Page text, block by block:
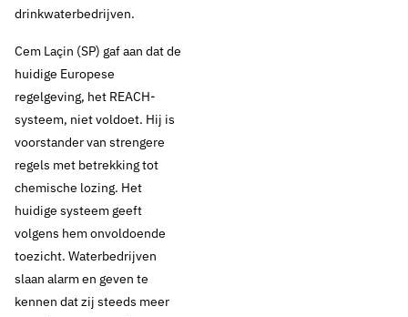
drinkwaterbedrijven.
Cem Laçin (SP) gaf aan dat de
huidige Europese
regelgeving, het REACH-
systeem, niet voldoet. Hij is
voorstander van strengere
regels met betrekking tot
chemische lozing. Het
huidige systeem geeft
volgens hem onvoldoende
toezicht. Waterbedrijven
slaan alarm en geven te
kennen dat zij steeds meer